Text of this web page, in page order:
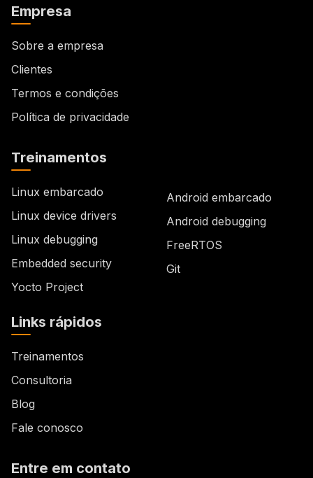
Empresa
Sobre a empresa
Clientes
Termos e condições
Política de privacidade
Treinamentos
Linux embarcado
Linux device drivers
Linux debugging
Embedded security
Yocto Project
Android embarcado
Android debugging
FreeRTOS
Git
Links rápidos
Treinamentos
Consultoria
Blog
Fale conosco
Entre em contato